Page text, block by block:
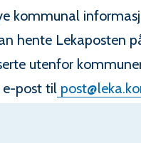
kommunal
hente Lekaposten
utenfor
e-post til